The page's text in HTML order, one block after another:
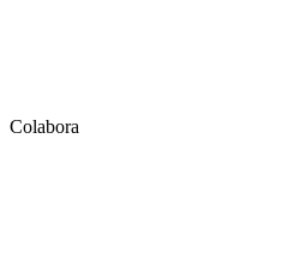
Colabora